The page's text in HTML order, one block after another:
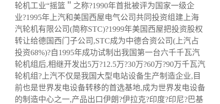
制度法规
联系我们
轮机工业“摇篮＂之称?1990年首批被评为国家一级企
业?1995年上汽和美国西屋电气公司共同投资组建上海
汽轮机有限公司(简称STC)?1999年美国西屋把投资股权
转让给德国西门子公司 ,STC成为中德合资公司( 上汽占
投资68%)?自1995年成功试制出我国第一台六千千瓦汽
轮机组后,相继开发出5万?12.5万?30万?60万?90万千瓦汽
轮机组?上汽不仅是我国大型电站设备生产制造企业, 目
前也是世界发电设备转移的首选基地,成为世界发电设备
的制造中心之一,产品出口伊朗?伊拉克?印度?印尼?巴基